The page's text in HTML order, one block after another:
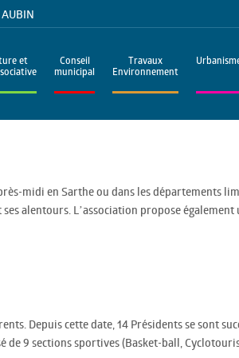
et
Conseil
municipal
Travaux
Environnement
midi en Sarthe ou dans les départements
alentours. L’association propose également
Depuis cette date, 14 Présidents se sont
9 sections sportives (Basket-ball,